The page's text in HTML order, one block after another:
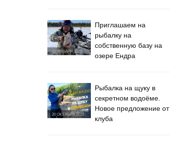
20 ЯНВАРЯ 2023
Приглашаем на
рыбалку на
собственную базу на
озере Ендра
20 ОКТЯБРЯ 2022
Рыбалка на щуку в
секретном водоёме.
Новое предложение от
клуба